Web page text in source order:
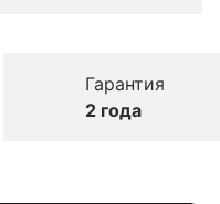
Гарантия
2 года